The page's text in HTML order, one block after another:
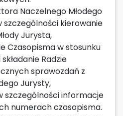
Naczelnego Młodego
szczególności kierowanie
Jurysta,
Czasopisma w stosunku
składanie Radzie
sprawozdań z
Jurysty,
szczególności informacje
numerach czasopisma.